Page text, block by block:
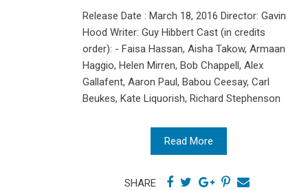
Release Date : March 18, 2016 Director: Gavin
Hood Writer: Guy Hibbert Cast (in credits
order): - Faisa Hassan, Aisha Takow, Armaan
Haggio, Helen Mirren, Bob Chappell, Alex
Gallafent, Aaron Paul, Babou Ceesay, Carl
Beukes, Kate Liquorish, Richard Stephenson
Read More
SHARE